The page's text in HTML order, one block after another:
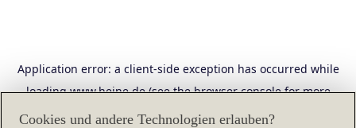
Application error: a client-side exception has occurred while
loadingwww.heine.de(see the browser consolefor more
information).
Cookies und andere Technologien erlauben?